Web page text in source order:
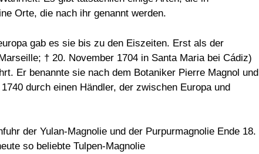
Orte, die nach ihr genannt werden.
gab es sie bis zu den Eiszeiten. Erst als der
† 20. November 1704 in Santa Maria bei Cádiz)
Er benannte sie nach dem Botaniker Pierre Magnol und
durch einen Händler, der zwischen Europa und
der Yulan-Magnolie und der Purpurmagnolie Ende 18.
so beliebte Tulpen-Magnolie